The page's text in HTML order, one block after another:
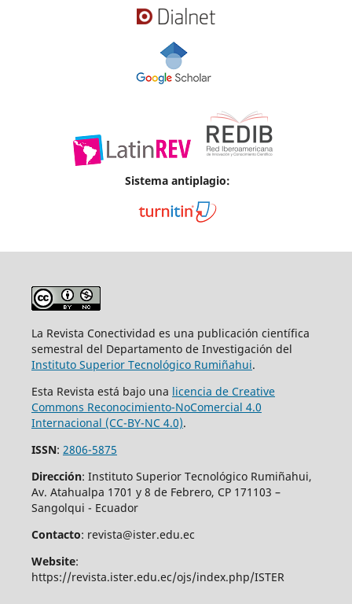
Sistema antiplagio:
La Revista Conectividad es una publicación científica
semestral del Departamento de Investigación del
Instituto Superior Tecnológico Rumiñahui.
Esta Revista está bajo una licencia de Creative
Commons Reconocimiento-NoComercial 4.0
Internacional (CC-BY-NC 4.0).
ISSN: 2806-5875
Dirección: Instituto Superior Tecnológico Rumiñahui,
Av. Atahualpa 1701 y 8 de Febrero, CP 171103 –
Sangolqui - Ecuador
Contacto: revista@ister.edu.ec
Website:
https://revista.ister.edu.ec/ojs/index.php/ISTER